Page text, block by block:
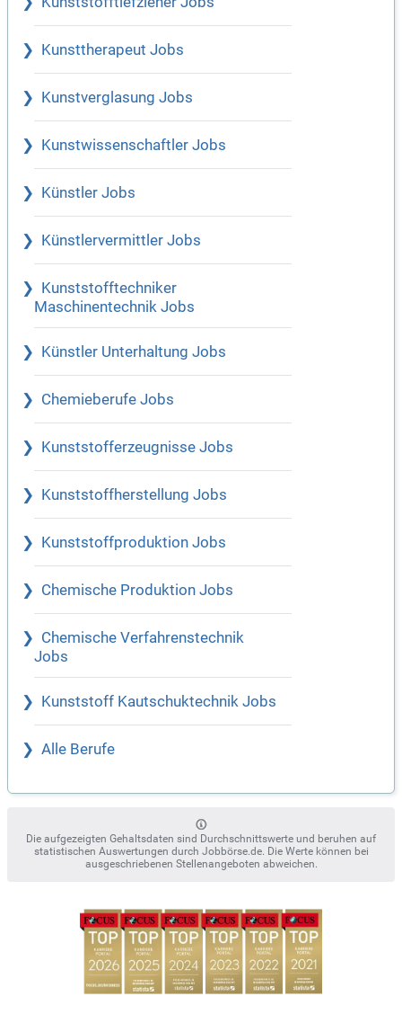
Kunsttherapeut Jobs
Kunstverglasung Jobs
Kunstwissenschaftler Jobs
Künstler Jobs
Künstlervermittler Jobs
Kunststofftechniker
Maschinentechnik Jobs
Künstler Unterhaltung Jobs
Chemieberufe Jobs
Kunststofferzeugnisse Jobs
Kunststoffherstellung Jobs
Kunststoffproduktion Jobs
Chemische Produktion Jobs
Chemische Verfahrenstechnik
Jobs
Kunststoff Kautschuktechnik Jobs
Alle Berufe
Die aufgezeigten Gehaltsdaten sind Durchschnittswerte und beruhen auf
statistischen Auswertungen durch Jobbörse.de. Die Werte können bei
ausgeschriebenen Stellenangeboten abweichen.